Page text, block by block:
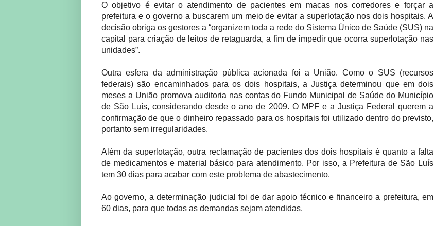
O objetivo é evitar o atendimento de pacientes em macas nos corredores e forçar a
prefeitura e o governo a buscarem um meio de evitar a superlotação nos dois hospitais. A
decisão obriga os gestores a “organizem toda a rede do Sistema Único de Saúde (SUS) na
capital para criação de leitos de retaguarda, a fim de impedir que ocorra superlotação nas
unidades”.
Outra esfera da administração pública acionada foi a União. Como o SUS (recursos
federais) são encaminhados para os dois hospitais, a Justiça determinou que em dois
meses a União promova auditoria nas contas do Fundo Municipal de Saúde do Município
de São Luís, considerando desde o ano de 2009. O MPF e a Justiça Federal querem a
confirmação de que o dinheiro repassado para os hospitais foi utilizado dentro do previsto,
portanto sem irregularidades.
Além da superlotação, outra reclamação de pacientes dos dois hospitais é quanto a falta
de medicamentos e material básico para atendimento. Por isso, a Prefeitura de São Luís
tem 30 dias para acabar com este problema de abastecimento.
Ao governo, a determinação judicial foi de dar apoio técnico e financeiro a prefeitura, em
60 dias, para que todas as demandas sejam atendidas.